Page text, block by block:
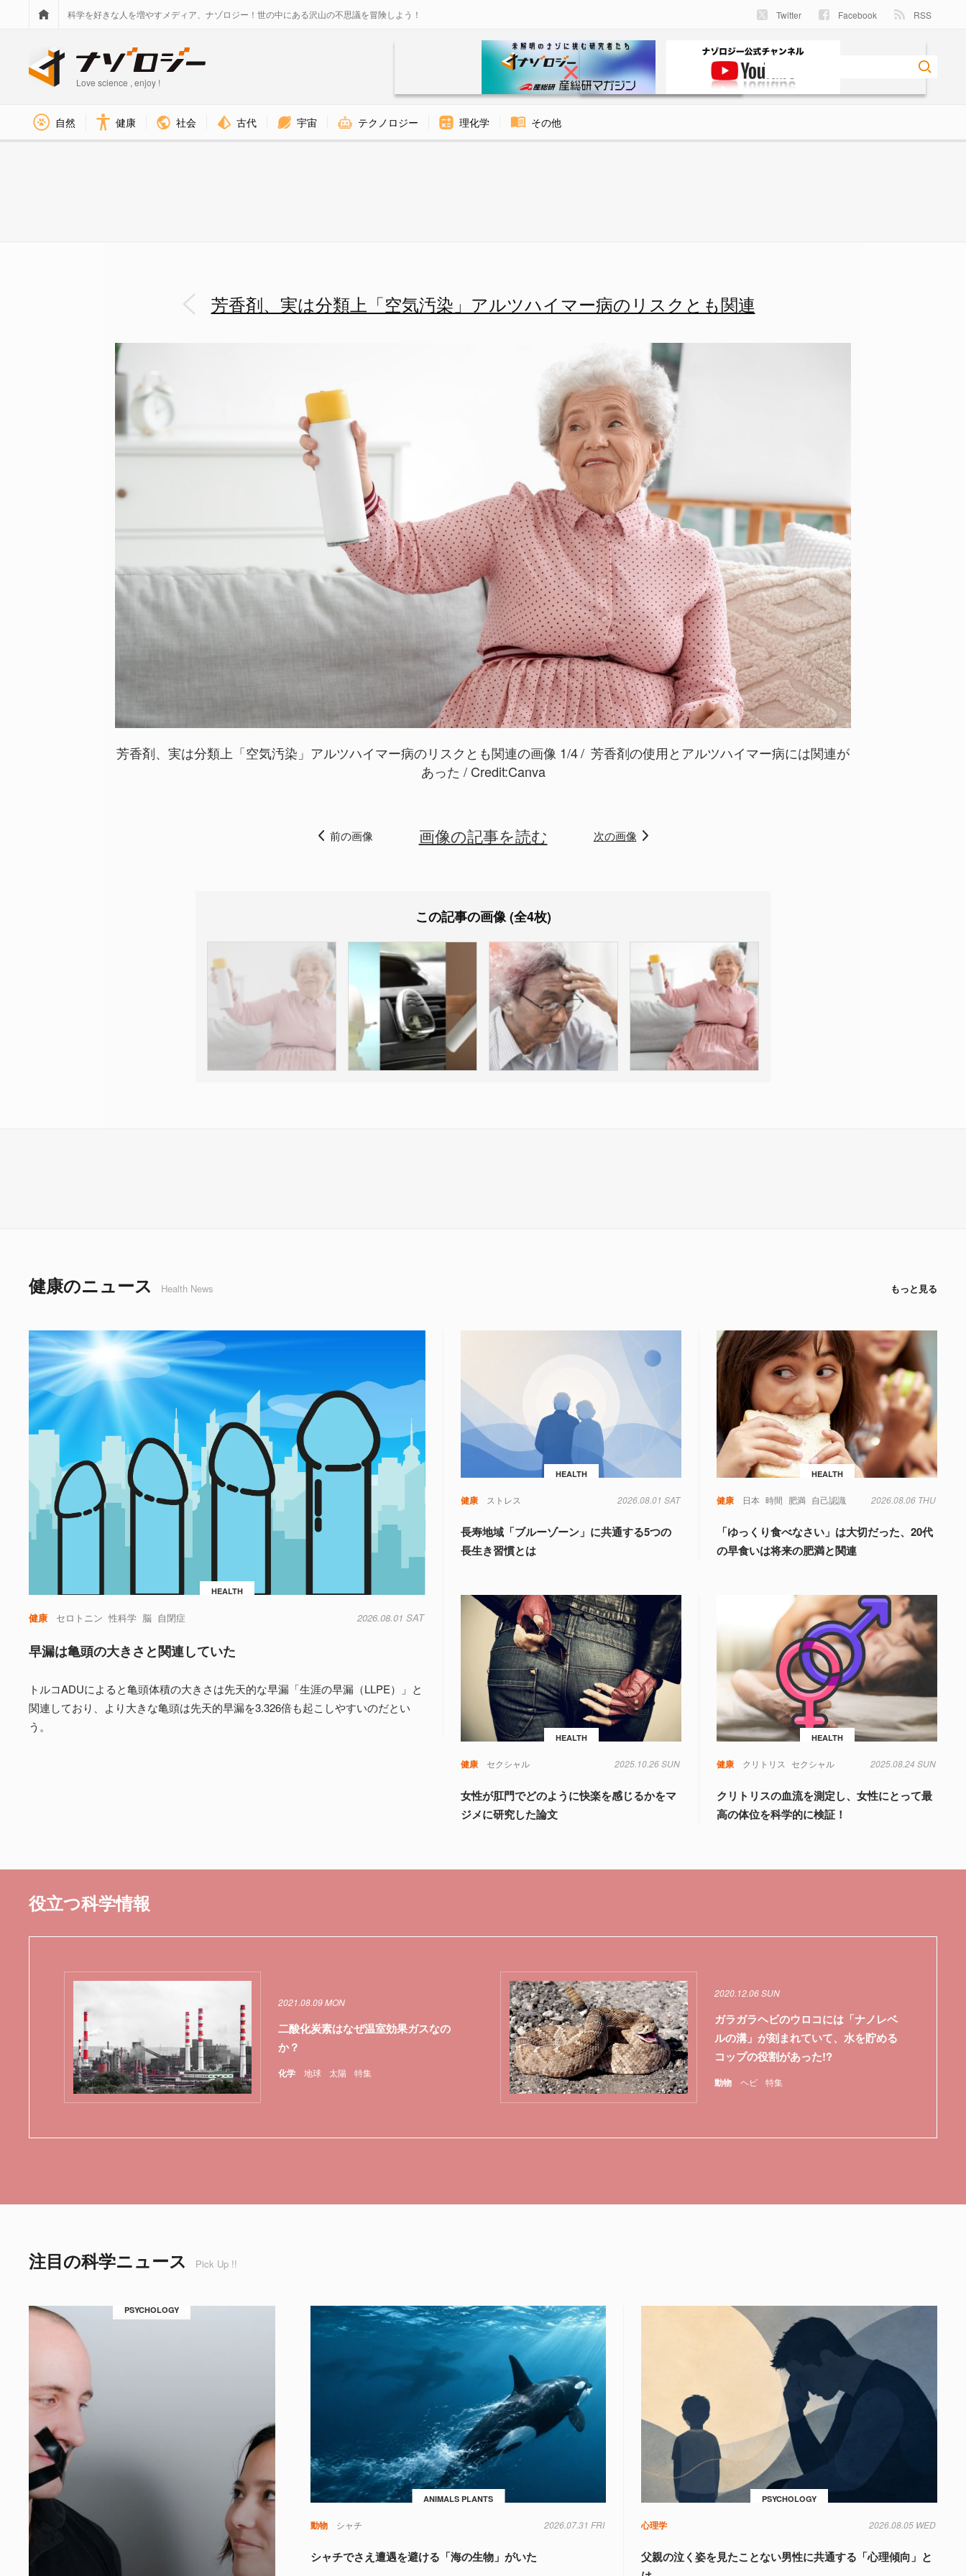
科学を好きな人を増やすメディア、ナゾロジー！世の中にある沢山の不思議を冒険しよう！ Twitter Facebook RSS
Love science , enjoy !
自然 健康 社会 古代 宇宙 テクノロジー 理化学 その他
芳香剤、実は分類上「空気汚染」アルツハイマー病のリスクとも関連
芳香剤、実は分類上「空気汚染」アルツハイマー病のリスクとも関連の画像 1/4
芳香剤の使用とアルツハイマー病には関連が
あった / Credit:Canva
前の画像 画像の記事を読む 次の画像
この記事の画像 (全4枚)
健康のニュース Health News もっと見る
HEALTH
健康 セロトニン 性科学 脳 自閉症 2026.08.01 SAT
早漏は亀頭の大きさと関連していた
トルコADUによると亀頭体積の大きさは先天的な早漏「生涯の早漏（LLPE）」と
関連しており、より大きな亀頭は先天的早漏を3.326倍も起こしやすいのだとい
う。
HEALTH
健康 ストレス 2026.08.01 SAT
長寿地域「ブルーゾーン」に共通する5つの
長生き習慣とは
HEALTH
健康 日本 時間 肥満 自己認識 2026.08.06 THU
「ゆっくり食べなさい」は大切だった、20代
の早食いは将来の肥満と関連
HEALTH
健康 セクシャル 2025.10.26 SUN
女性が肛門でどのように快楽を感じるかをマ
ジメに研究した論文
HEALTH
健康 クリトリス セクシャル 2025.08.24 SUN
クリトリスの血流を測定し、女性にとって最
高の体位を科学的に検証！
役立つ科学情報
化学 地球 太陽 特集
2021.08.09 MON
二酸化炭素はなぜ温室効果ガスなの
か？
動物 ヘビ 特集
2020.12.06 SUN
ガラガラヘビのウロコには「ナノレベ
ルの溝」が刻まれていて、水を貯める
コップの役割があった!?
注目の科学ニュース Pick Up !!
PSYCHOLOGY
ANIMALS PLANTS
動物 シャチ 2026.07.31 FRI
シャチでさえ遭遇を避ける「海の生物」がいた
PSYCHOLOGY
心理学 2026.08.05 WED
父親の泣く姿を見たことない男性に共通する「心理傾向」と